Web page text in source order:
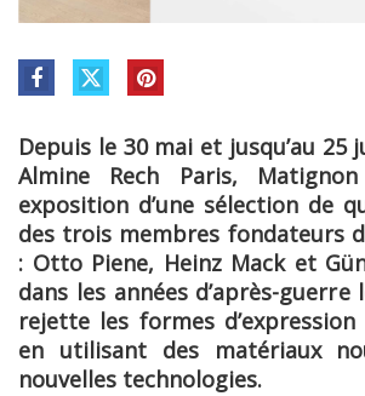
Depuis le 30 mai et jusqu’au 25
Almine Rech Paris,
exposition d’une sélection de
des trois membres fondateurs
: Otto Piene, Heinz Mack et
dans les années d’après-guerre
rejette les formes
en utilisant des matériaux
nouvelles technologies.